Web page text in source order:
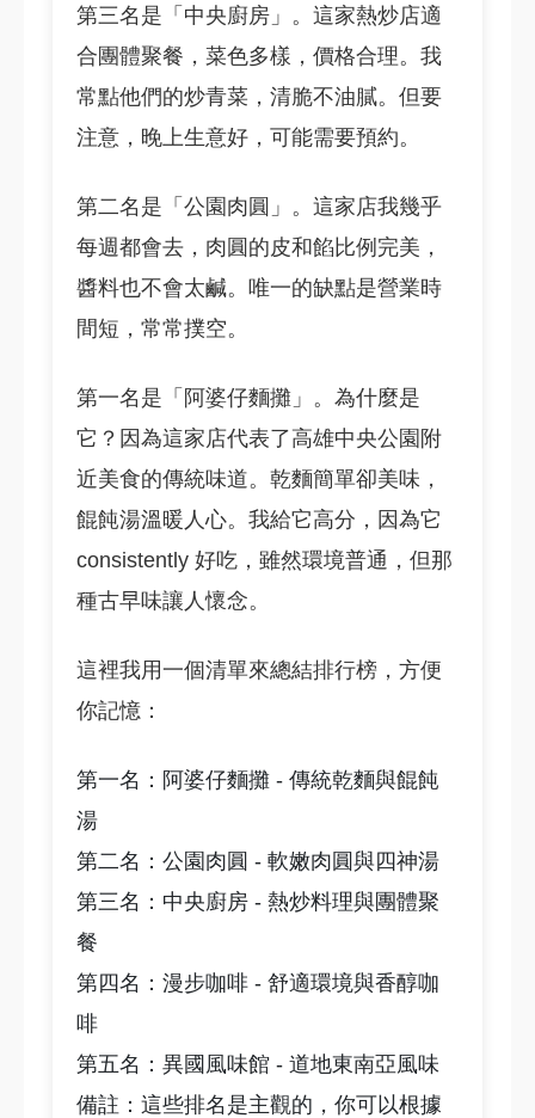
第三名是「中央廚房」。這家熱炒店適
合團體聚餐，菜色多樣，價格合理。我
常點他們的炒青菜，清脆不油膩。但要
注意，晚上生意好，可能需要預約。
第二名是「公園肉圓」。這家店我幾乎
每週都會去，肉圓的皮和餡比例完美，
醬料也不會太鹹。唯一的缺點是營業時
間短，常常撲空。
第一名是「阿婆仔麵攤」。為什麼是
它？因為這家店代表了高雄中央公園附
近美食的傳統味道。乾麵簡單卻美味，
餛飩湯溫暖人心。我給它高分，因為它
consistently 好吃，雖然環境普通，但那
種古早味讓人懷念。
這裡我用一個清單來總結排行榜，方便
你記憶：
第一名：阿婆仔麵攤 - 傳統乾麵與餛飩
湯
第二名：公園肉圓 - 軟嫩肉圓與四神湯
第三名：中央廚房 - 熱炒料理與團體聚
餐
第四名：漫步咖啡 - 舒適環境與香醇咖
啡
第五名：異國風味館 - 道地東南亞風味
備註：這些排名是主觀的，你可以根據